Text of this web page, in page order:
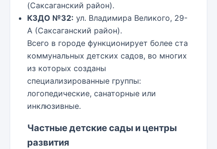
(Саксаганский район).
КЗДО №32: ул. Владимира Великого, 29-
А (Саксаганский район).
Всего в городе функционирует более ста
коммунальных детских садов, во многих
из которых созданы
специализированные группы:
логопедические, санаторные или
инклюзивные.
Частные детские сады и центры
развития